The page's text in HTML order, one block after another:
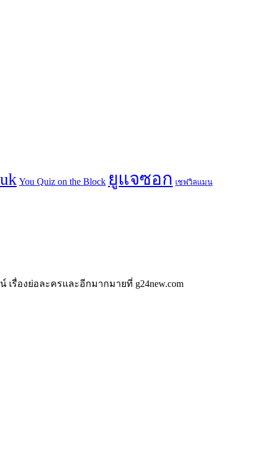
You Quiz on the Block ยูแจซอก เชฟวิลแมน
รื่องย่อละครและอีกมากมายที่ g24new.com